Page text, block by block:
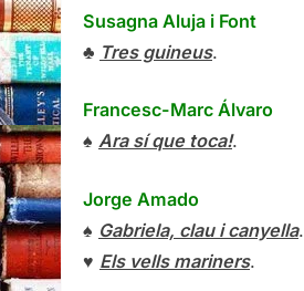
Susagna Aluja i Font
♣ Tres guineus.
Francesc-Marc Álvaro
♠ Ara sí que toca!.
Jorge Amado
♠ Gabriela, clau i canyella.
♥ Els vells mariners.